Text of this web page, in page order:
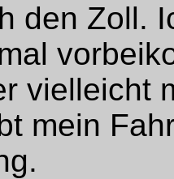
den Zoll.
vielleicht
mein